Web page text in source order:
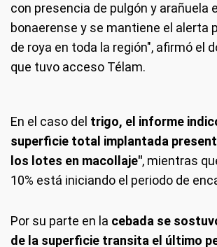
con presencia de pulgón y arañuela
bonaerense y se mantiene el alerta
de roya en toda la región", afirmó el
que tuvo acceso Télam.
En el caso del trigo, el informe
superficie total implantada
los lotes en macollaje", mientras
10% está iniciando el periodo de
Por su parte en la cebada se
de la superficie transita el último